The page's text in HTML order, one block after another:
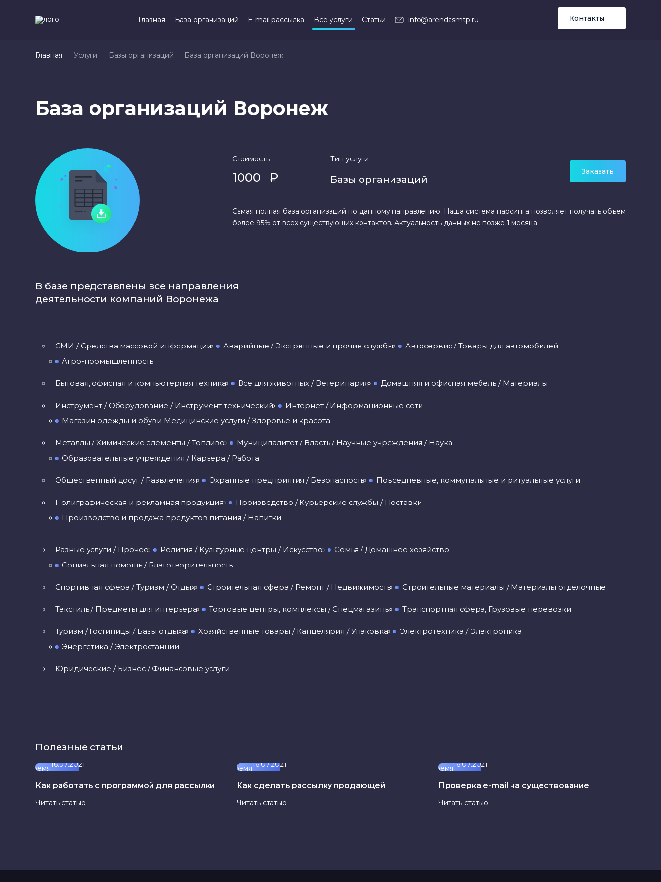
Главная База организаций E-mail рассылка Все услуги Статьи info@arendasmtp.ru Контакты
Главная Услуги Базы организаций База организаций Воронеж
База организаций Воронеж
Стоимость
1000 ₽
Тип услуги
Базы организаций
Заказать
Самая полная база организаций по данному направлению. Наша система парсинга позволяет получать объем
более 95% от всех существующих контактов. Актуальность данных не позже 1 месяца.
В базе представлены все направления
деятельности компаний Воронежа
CМИ / Средства массовой информации Аварийные / Экстренные и прочие службы
Автосервис / Товары для автомобилей
Агро-промышленность
Бытовая, офисная и компьютерная техника Все для животных / Ветеринария Домашняя и офисная мебель / Материалы
Инструмент / Оборудование / Инструмент технический
Интернет / Информационные сети
Магазин одежды и обуви Медицинские услуги / Здоровье и красота
Металлы / Химические элементы / Топливо
Муниципалитет / Власть / Научные учреждения / Наука
Образовательные учреждения / Карьера / Работа
Общественный досуг / Развлечения Охранные предприятия / Безопасность Повседневные, коммунальные и ритуальные услуги
Полиграфическая и рекламная продукция
Производство / Курьерские службы / Поставки
Производство и продажа продуктов питания / Напитки
Разные услуги / Прочее Религия / Культурные центры / Искусство
Семья / Домашнее хозяйство
Социальная помощь / Благотворительность
Спортивная сфера / Туризм / Отдых Строительная сфера / Ремонт / Недвижимость Строительные материалы / Материалы отделочные
Текстиль / Предметы для интерьера Торговые центры, комплексы / Спецмагазины Транспортная сфера, Грузовые перевозки
Туризм / Гостиницы / Базы отдыха Хозяйственные товары / Канцелярия / Упаковка
Электротехника / Электроника
Энергетика / Электростанции
Юридические / Бизнес / Финансовые услуги
Полезные статьи
16.07.2021
Как работать с программой для рассылки
Читать статью
16.07.2021
Как сделать рассылку продающей
Читать статью
16.07.2021
Проверка e-mail на существование
Читать статью